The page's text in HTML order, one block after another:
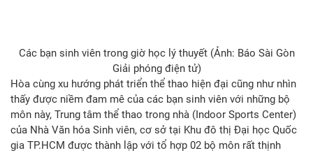
Các bạn sinh viên trong giờ học lý thuyết (Ảnh: Báo Sài Gòn
Giải phóng điện tử)
Hòa cùng xu hướng phát triển thể thao hiện đại cũng như nhìn
thấy được niềm đam mê của các bạn sinh viên với những bộ
môn này, Trung tâm thể thao trong nhà (Indoor Sports Center)
của Nhà Văn hóa Sinh viên, cơ sở tại Khu đô thị Đại học Quốc
gia TP.HCM được thành lập với tổ hợp 02 bộ môn rất thịnh